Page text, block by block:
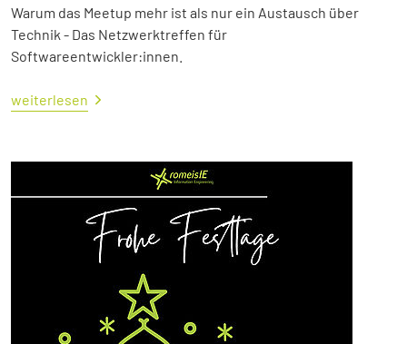
Warum das Meetup mehr ist als nur ein Austausch über
Technik - Das Netzwerktreffen für
Softwareentwickler:innen.
weiterlesen